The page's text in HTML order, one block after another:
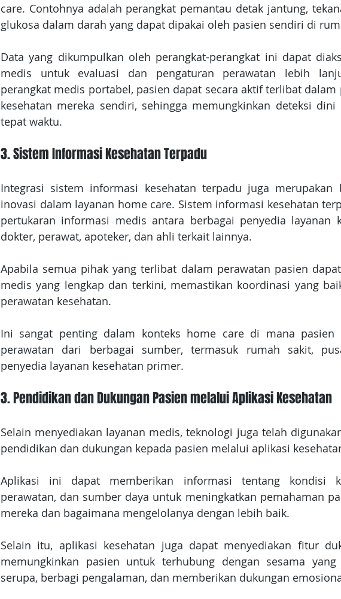
care. Contohnya adalah perangkat pemantau detak jantung,
glukosa dalam darah yang dapat dipakai oleh pasien sendiri di
Data yang dikumpulkan oleh perangkat-perangkat ini dapat
medis untuk evaluasi dan pengaturan perawatan lebih
perangkat medis portabel, pasien dapat secara aktif terlibat
kesehatan mereka sendiri, sehingga memungkinkan deteksi
tepat waktu.
3. Sistem Informasi Kesehatan Terpadu
Integrasi sistem informasi kesehatan terpadu juga merupakan
inovasi dalam layanan home care. Sistem informasi kesehatan
pertukaran informasi medis antara berbagai penyedia layanan
dokter, perawat, apoteker, dan ahli terkait lainnya.
Apabila semua pihak yang terlibat dalam perawatan pasien
medis yang lengkap dan terkini, memastikan koordinasi yang
perawatan kesehatan.
Ini sangat penting dalam konteks home care di mana pasien
perawatan dari berbagai sumber, termasuk rumah sakit,
penyedia layanan kesehatan primer.
3. Pendidikan dan Dukungan Pasien melalui Aplikasi Kesehatan
Selain menyediakan layanan medis, teknologi juga telah
pendidikan dan dukungan kepada pasien melalui aplikasi
Aplikasi ini dapat memberikan informasi tentang kondisi
perawatan, dan sumber daya untuk meningkatkan pemahaman
mereka dan bagaimana mengelolanya dengan lebih baik.
Selain itu, aplikasi kesehatan juga dapat menyediakan fitur
memungkinkan pasien untuk terhubung dengan sesama
serupa, berbagi pengalaman, dan memberikan dukungan